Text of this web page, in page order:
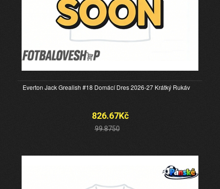
Everton Jack Grealish #18 Domácí Dres 2026-27 Krátký Rukáv
826.67Kč
99.8750